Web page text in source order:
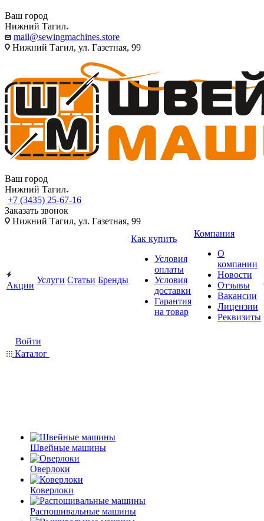
Ваш город
Нижний Тагил
mail@sewingmachines.store
Нижний Тагил, ул. Газетная, 99
Ваш город
Нижний Тагил
+7 (3435) 25-67-16
Заказать звонок
Нижний Тагил, ул. Газетная, 99
Акции
Услуги Статьи Бренды
Как купить
Условия
оплаты
Условия
доставки
Гарантия
на товар
Компания
О
компании
Новости
Отзывы
Вакансии
Лицензии
Реквизиты
Войти
Каталог
Швейные машины
Оверлоки
Коверлоки
Распошивальные машины